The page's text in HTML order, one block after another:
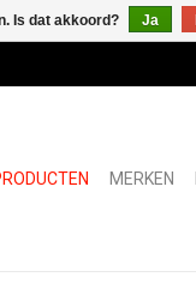
MERKEN
Is dat akkoord? Ja